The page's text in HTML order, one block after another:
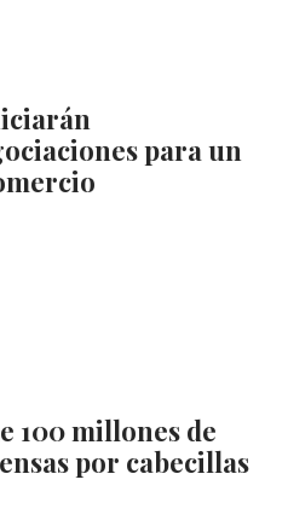
para un
100 millones de
por cabecillas